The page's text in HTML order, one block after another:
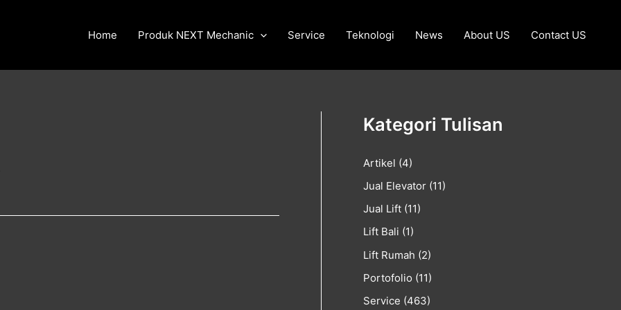
Home Produk NEXT Mechanic Service Teknologi News About US Contact US
Kategori Tulisan
Artikel (4)
Jual Elevator (11)
Jual Lift (11)
Lift Bali (1)
Lift Rumah (2)
Portofolio (11)
Service (463)